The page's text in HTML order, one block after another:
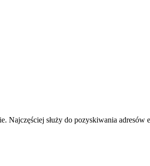
służy do pozyskiwania